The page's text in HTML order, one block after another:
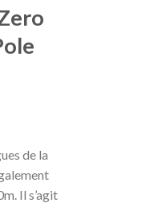
de la
Il s’agit